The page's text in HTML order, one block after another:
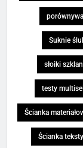
Suknie
słoiki
testy
Ścianka
Ścianka